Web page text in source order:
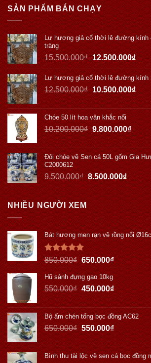
SẢN PHẨM BÁN CHẠY
Lư hương giả cổ thời lê đường kính
tràng
15.500.000₫ 12.500.000₫
Lư hương giả cổ thời lê đường kính
12.500.000₫ 10.500.000₫
Chóe 50 lít hoa văn khắc nổi
10.200.000₫ 9.800.000₫
Đôi chóe vẽ Sen cá 50L gốm Gia
C2000612
9.500.000₫ 8.500.000₫
NHIỀU NGƯỜI XEM
Bát hương men rạn vẽ rồng nổi
Được xếp
hạng5.00
5 sao
850.000₫ 650.000₫
Hũ sành đựng gạo 10kg
550.000₫ 450.000₫
Bộ ấm chén tống bọc đồng AC62
650.000₫ 550.000₫
Bình thu tài lộc vẽ sen cá bọc đồng